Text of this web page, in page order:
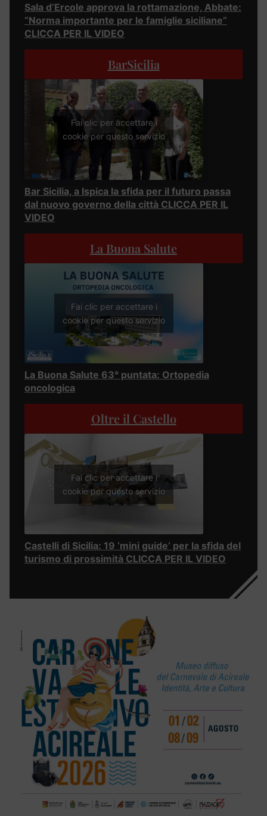
Sala d’Ercole approva la rottamazione, Abbate:
“Norma importante per le famiglie siciliane”
CLICCA PER IL VIDEO
BarSicilia
Fai clic per accettare i
cookie per questo servizio
Bar Sicilia, a Ispica la sfida per il futuro passa
dal nuovo governo della città CLICCA PER IL
VIDEO
La Buona Salute
Fai clic per accettare i
cookie per questo servizio
La Buona Salute 63° puntata: Ortopedia
oncologica
Oltre il Castello
Fai clic per accettare i
cookie per questo servizio
Castelli di Sicilia: 19 ‘mini guide’ per la sfida del
turismo di prossimità CLICCA PER IL VIDEO